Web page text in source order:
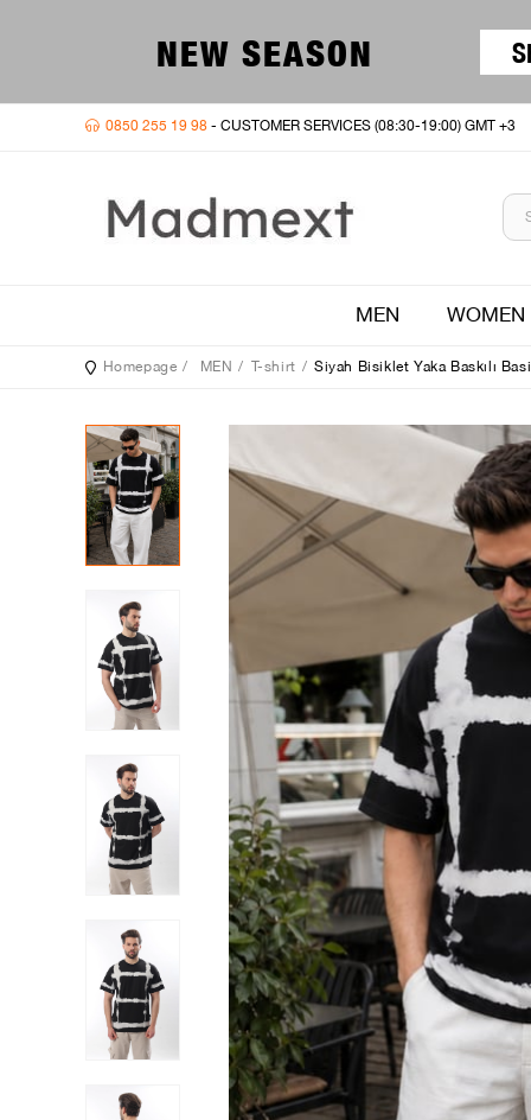
NEW SEASON
0850 255 19 98- CUSTOMER SERVICES (08:30-19:00) GMT +3
MEN WOMEN
Homepage MEN T-shirt Siyah Bisiklet Yaka Baskılı